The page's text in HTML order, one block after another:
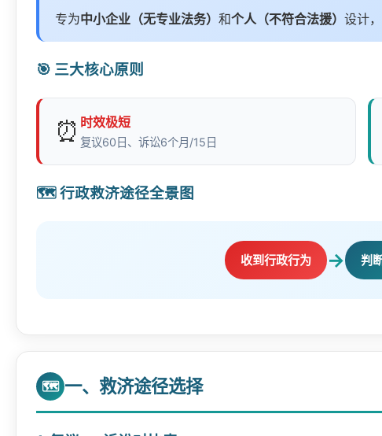
专为中小企业（无专业法务） 和个人（不符合法援） 设计
🎯 三大核心原则
⏰ 时效极短
复议60日、诉讼6个月/15日
🗺️ 行政救济途径全景图
收到行政行为 → 判
🗺️ 一、救济途径选择